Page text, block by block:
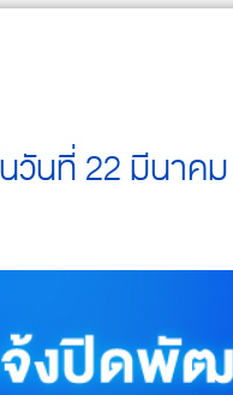
นวันที่ 22 มีนา